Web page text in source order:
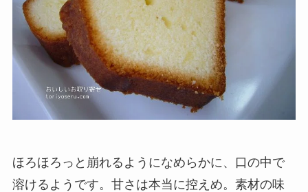
ほろほろっと崩れるようになめらかに、口の中で
溶けるようです。甘さは本当に控えめ。素材の味